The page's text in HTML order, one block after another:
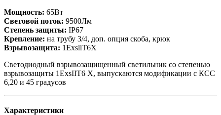
Мощность: 65Вт
Световой поток: 9500Лм
Степень защиты: IP67
Крепление: на трубу 3/4, доп. опция скоба, крюк
Взрывозащита: 1ЕхsllT6X
Светодиодный взрывозащищенный светильник со степенью
взрывозащиты 1ExsIIT6 X, выпускаются модификации с КСС
6,20 и 45 градусов
Характеристики